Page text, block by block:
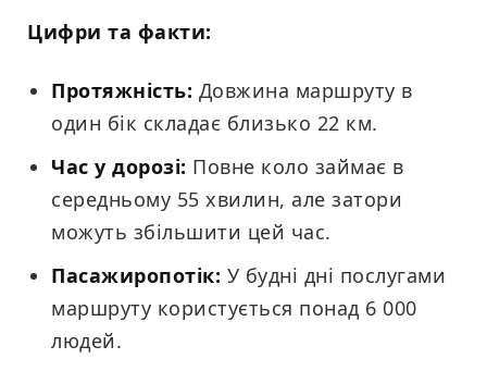
Цифри та факти:
Протяжність: Довжина маршруту в
один бік складає близько 22 км.
Час у дорозі: Повне коло займає в
середньому 55 хвилин, але затори
можуть збільшити цей час.
Пасажиропотік: У будні дні послугами
маршруту користується понад 6 000
людей.